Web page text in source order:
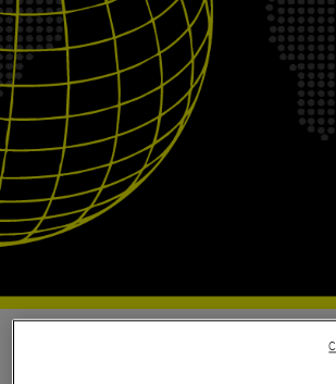
Un pas historique pour la protection